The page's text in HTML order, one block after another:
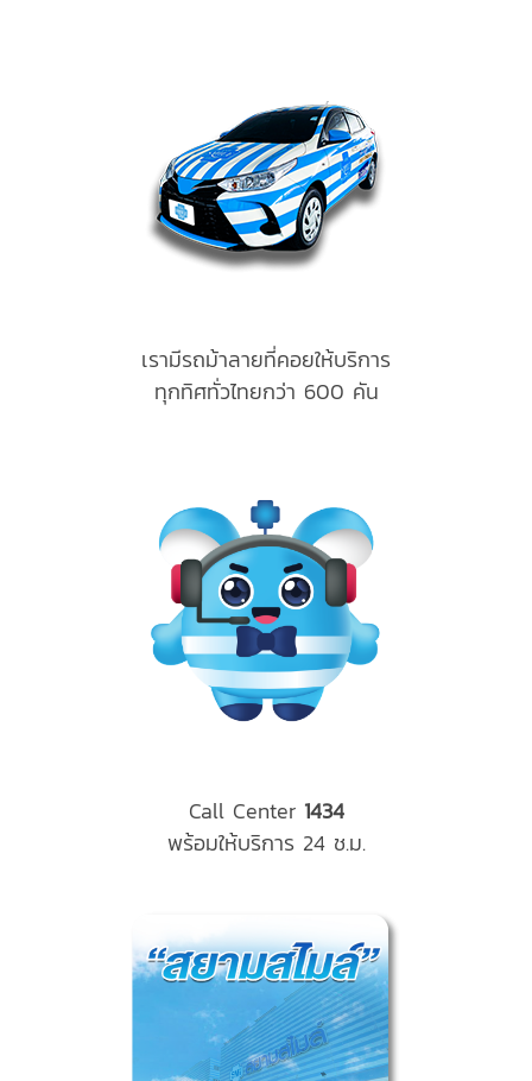
เรามีรถม้าลายที่คอยให้บริการ
ทุกทิศทั่วไทยกว่า 600 คัน
Call Center 1434
พร้อมให้บริการ 24 ช.ม.